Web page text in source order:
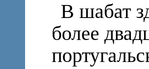
В шабат
более